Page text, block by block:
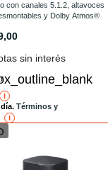
BAR-800-.html
con canales 5.1.2, altavoces
y Dolby Atmos®
BAR-800-.html
sin interés
i reference
Términos y
ireference